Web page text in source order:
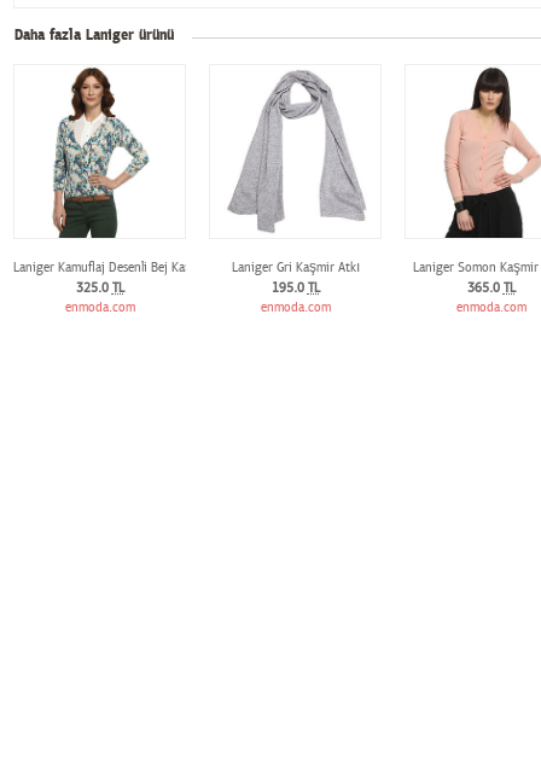
Daha fazla Laniger ürünü
Laniger Kamuflaj Desenli Bej Kaşmir Hırka
325.0 TL
enmoda.com
Laniger Gri Kaşmir Atkı
195.0 TL
enmoda.com
Laniger Somon Kaşmir
365.0 TL
enmoda.com